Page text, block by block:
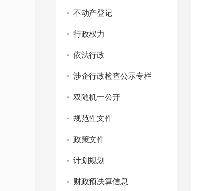
不动产登记
行政权力
依法行政
涉企行政检查公示专栏
双随机一公开
规范性文件
政策文件
计划规划
财政预决算信息